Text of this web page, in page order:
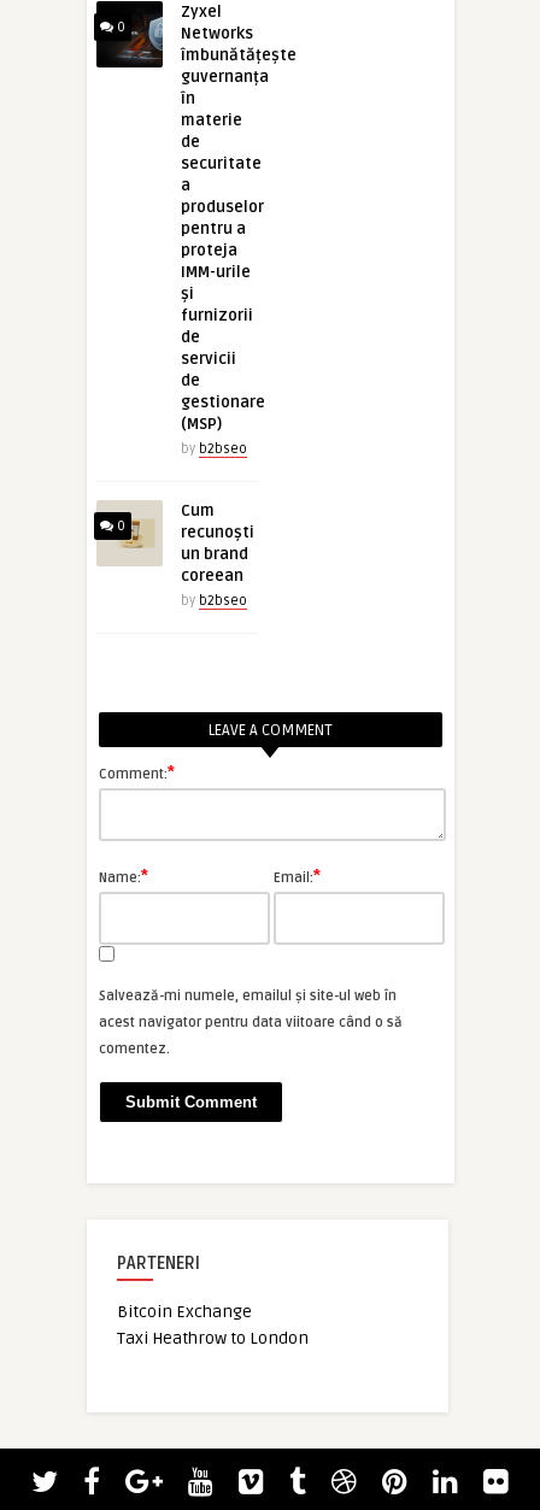
0
Zyxel
Networks
îmbunătățește
guvernanța
în
materie
de
securitate
a
produselor
pentru a
proteja
IMM-urile
și
furnizorii
de
servicii
de
gestionare
(MSP)
by b2bseo
0
Cum
recunoști
un brand
coreean
by b2bseo
LEAVE A COMMENT
Comment:*
Name:* Email:*
Salvează-mi numele, emailul și site-ul web în
acest navigator pentru data viitoare când o să
comentez.
PARTENERI
Bitcoin Exchange
Taxi Heathrow to London